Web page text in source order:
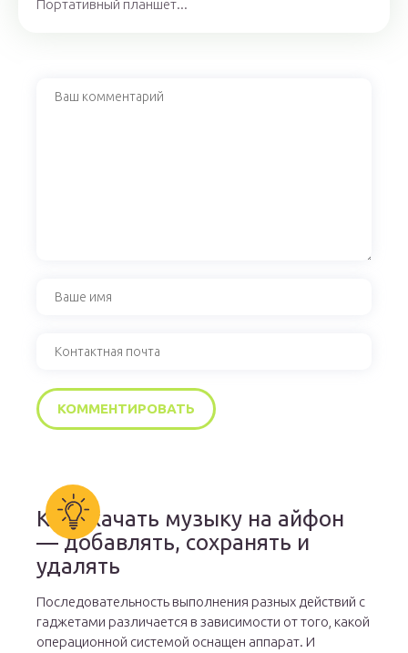
Портативный планшет...
Как скачать музыку на айфон
— добавлять, сохранять и
удалять
Последовательность выполнения разных действий с
гаджетами различается в зависимости от того, какой
операционной системой оснащен аппарат. И